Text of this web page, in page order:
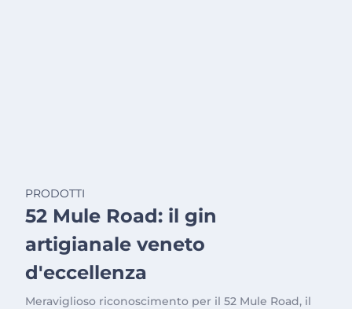
PRODOTTI
52 Mule Road: il gin
artigianale veneto
d'eccellenza
Meraviglioso riconoscimento per il 52 Mule Road, il